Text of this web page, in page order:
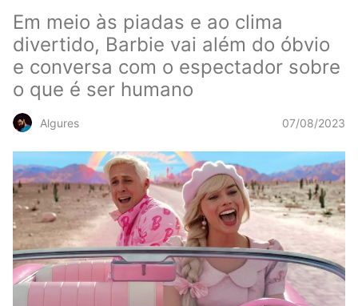
Em meio às piadas e ao clima
divertido, Barbie vai além do óbvio
e conversa com o espectador sobre
o que é ser humano
Algures 07/08/2023